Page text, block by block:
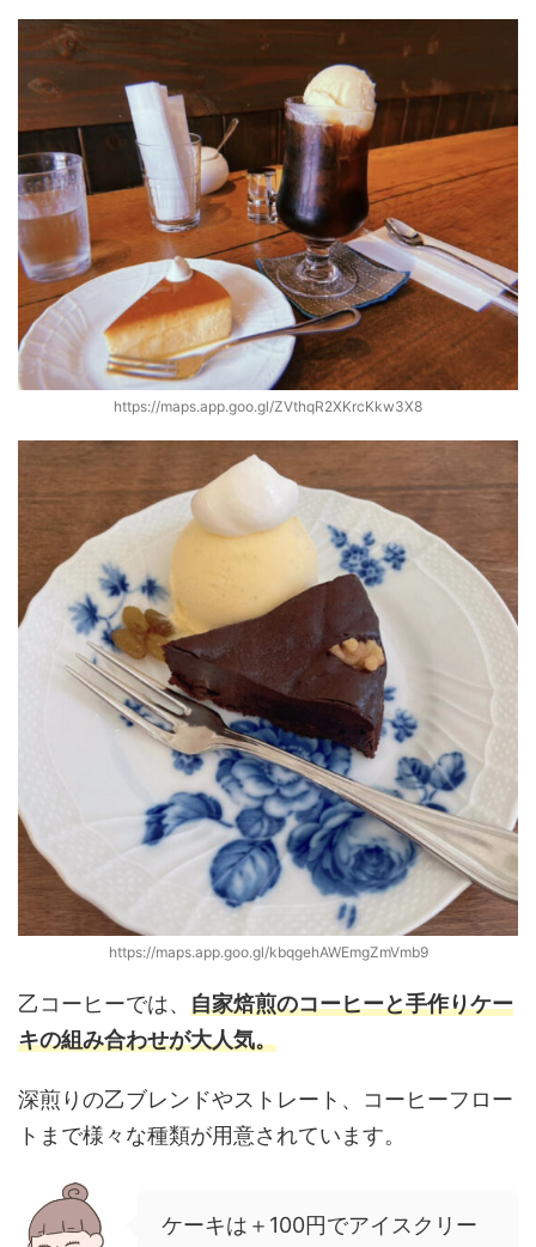
https://maps.app.goo.gl/ZVthqR2XKrcKkw3X8
https://maps.app.goo.gl/kbqgehAWEmgZmVmb9
乙コーヒーでは、 自家焙煎のコーヒーと手作りケー
キの組み合わせが大人気。
深煎りの乙ブレンドやストレート、コーヒーフロー
トまで様々な種類が用意されています。
ケーキは＋100円でアイスクリー